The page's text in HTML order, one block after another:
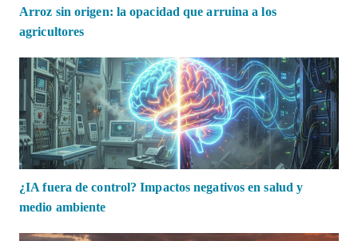
Arroz sin origen: la opacidad que arruina a los
agricultores
¿IA fuera de control? Impactos negativos en salud y
medio ambiente